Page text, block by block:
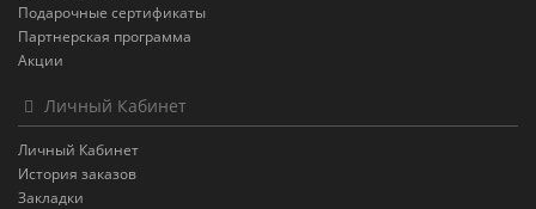
Подарочные сертификаты
Партнерская программа
Акции
Личный Кабинет
Личный Кабинет
История заказов
Закладки